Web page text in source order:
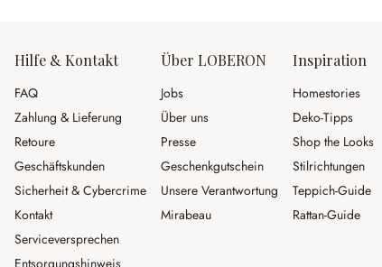
Hilfe & Kontakt
FAQ
Zahlung & Lieferung
Retoure
Geschäftskunden
Sicherheit & Cybercrime
Kontakt
Serviceversprechen
Über LOBERON
Jobs
Über uns
Presse
Geschenkgutschein
Unsere Verantwortung
Mirabeau
Inspiration
Homestories
Deko-Tipps
Shop the Looks
Stilrichtungen
Teppich-Guide
Rattan-Guide